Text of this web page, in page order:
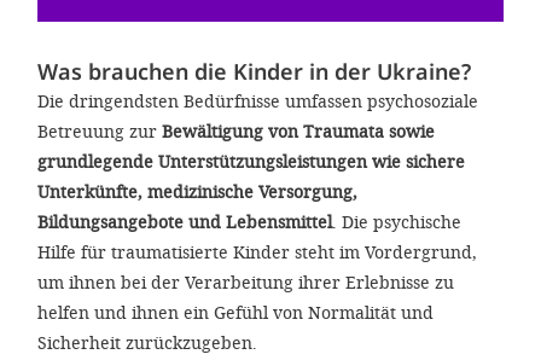
Was brauchen die Kinder in der Ukraine?
Die dringendsten Bedürfnisse umfassen psychosoziale
Betreuung zur Bewältigung von Traumata sowie
grundlegende Unterstützungsleistungen wie sichere
Unterkünfte, medizinische Versorgung,
Bildungsangebote und Lebensmittel. Die psychische
Hilfe für traumatisierte Kinder steht im Vordergrund,
um ihnen bei der Verarbeitung ihrer Erlebnisse zu
helfen und ihnen ein Gefühl von Normalität und
Sicherheit zurückzugeben.